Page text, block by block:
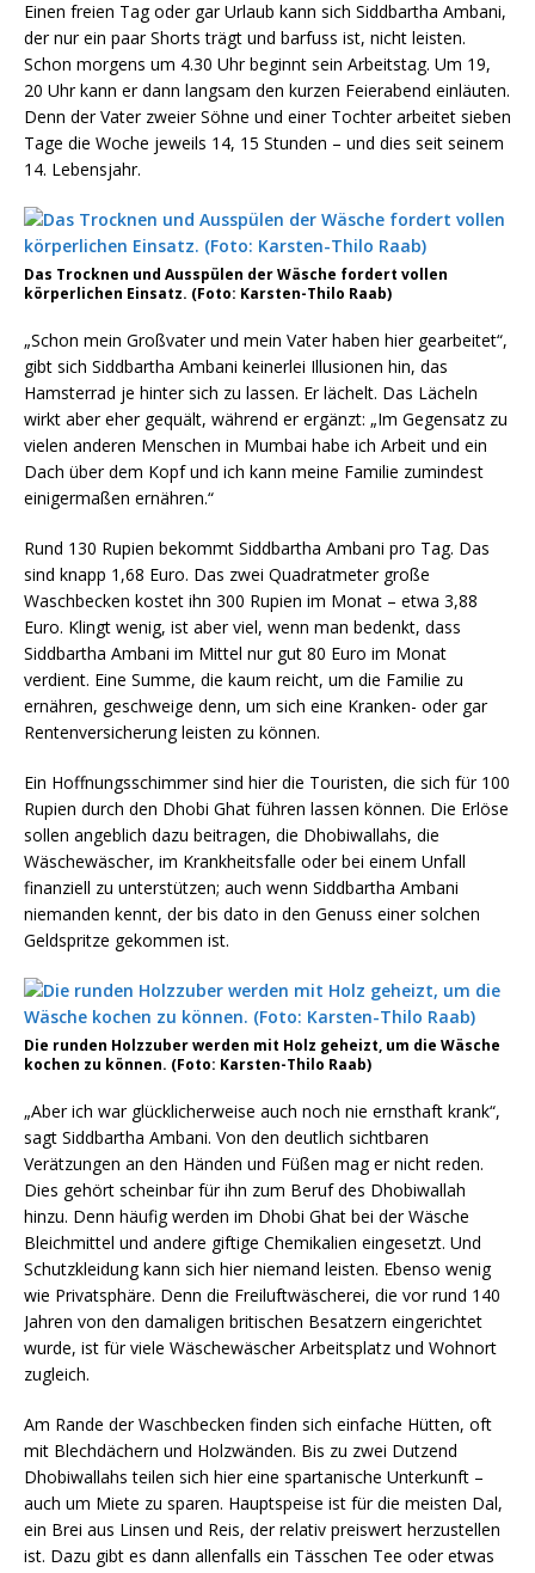
Einen freien Tag oder gar Urlaub kann sich Siddbartha Ambani,
der nur ein paar Shorts trägt und barfuss ist, nicht leisten.
Schon morgens um 4.30 Uhr beginnt sein Arbeitstag. Um 19,
20 Uhr kann er dann langsam den kurzen Feierabend einläuten.
Denn der Vater zweier Söhne und einer Tochter arbeitet sieben
Tage die Woche jeweils 14, 15 Stunden – und dies seit seinem
14. Lebensjahr.
Das Trocknen und Ausspülen der Wäsche fordert vollen
körperlichen Einsatz. (Foto: Karsten-Thilo Raab)
„Schon mein Großvater und mein Vater haben hier gearbeitet“,
gibt sich Siddbartha Ambani keinerlei Illusionen hin, das
Hamsterrad je hinter sich zu lassen. Er lächelt. Das Lächeln
wirkt aber eher gequält, während er ergänzt: „Im Gegensatz zu
vielen anderen Menschen in Mumbai habe ich Arbeit und ein
Dach über dem Kopf und ich kann meine Familie zumindest
einigermaßen ernähren.“
Rund 130 Rupien bekommt Siddbartha Ambani pro Tag. Das
sind knapp 1,68 Euro. Das zwei Quadratmeter große
Waschbecken kostet ihn 300 Rupien im Monat – etwa 3,88
Euro. Klingt wenig, ist aber viel, wenn man bedenkt, dass
Siddbartha Ambani im Mittel nur gut 80 Euro im Monat
verdient. Eine Summe, die kaum reicht, um die Familie zu
ernähren, geschweige denn, um sich eine Kranken- oder gar
Rentenversicherung leisten zu können.
Ein Hoffnungsschimmer sind hier die Touristen, die sich für 100
Rupien durch den Dhobi Ghat führen lassen können. Die Erlöse
sollen angeblich dazu beitragen, die Dhobiwallahs, die
Wäschewäscher, im Krankheitsfalle oder bei einem Unfall
finanziell zu unterstützen; auch wenn Siddbartha Ambani
niemanden kennt, der bis dato in den Genuss einer solchen
Geldspritze gekommen ist.
Die runden Holzzuber werden mit Holz geheizt, um die Wäsche
kochen zu können. (Foto: Karsten-Thilo Raab)
„Aber ich war glücklicherweise auch noch nie ernsthaft krank“,
sagt Siddbartha Ambani. Von den deutlich sichtbaren
Verätzungen an den Händen und Füßen mag er nicht reden.
Dies gehört scheinbar für ihn zum Beruf des Dhobiwallah
hinzu. Denn häufig werden im Dhobi Ghat bei der Wäsche
Bleichmittel und andere giftige Chemikalien eingesetzt. Und
Schutzkleidung kann sich hier niemand leisten. Ebenso wenig
wie Privatsphäre. Denn die Freiluftwäscherei, die vor rund 140
Jahren von den damaligen britischen Besatzern eingerichtet
wurde, ist für viele Wäschewäscher Arbeitsplatz und Wohnort
zugleich.
Am Rande der Waschbecken finden sich einfache Hütten, oft
mit Blechdächern und Holzwänden. Bis zu zwei Dutzend
Dhobiwallahs teilen sich hier eine spartanische Unterkunft –
auch um Miete zu sparen. Hauptspeise ist für die meisten Dal,
ein Brei aus Linsen und Reis, der relativ preiswert herzustellen
ist. Dazu gibt es dann allenfalls ein Tässchen Tee oder etwas